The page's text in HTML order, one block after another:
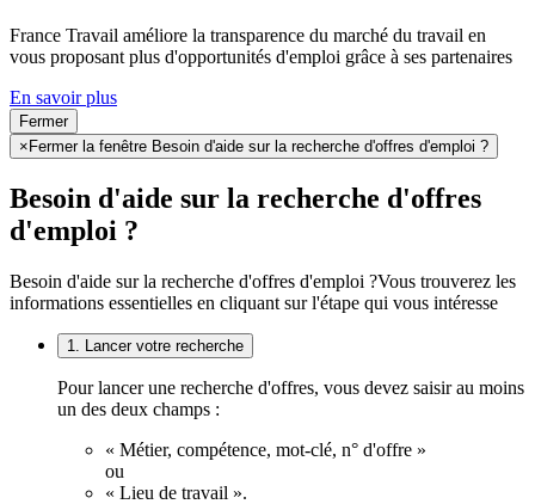
France Travail améliore la transparence du marché du travail en
vous proposant plus d'opportunités d'emploi grâce à ses partenaires
En savoir plus
Fermer
× Fermer la fenêtre Besoin d'aide sur la recherche d'offres d'emploi ?
Besoin d'aide sur la recherche d'offres
d'emploi ?
Besoin d'aide sur la recherche d'offres d'emploi ?Vous trouverez les
informations essentielles en cliquant sur l'étape qui vous intéresse
1. Lancer votre recherche
Pour lancer une recherche d'offres, vous devez saisir au moins
un des deux champs :
« Métier, compétence, mot-clé, n° d'offre »
ou
« Lieu de travail ».